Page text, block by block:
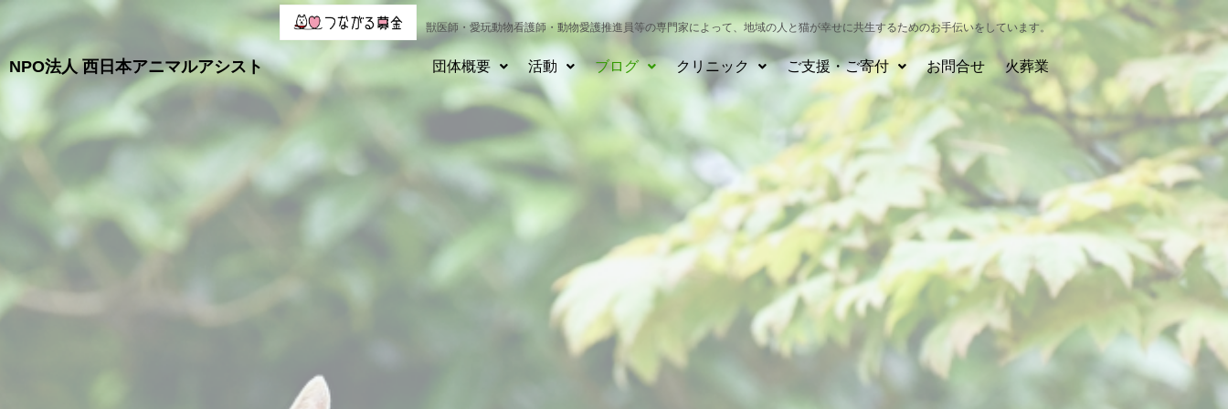
獣医師・愛玩動物看護師・動物愛護推進員等の専門家によって、 地域の人と猫が幸せに共生するためのお手伝いをしています。
NPO法人西日本アニマルアシスト 団体概要 活動 ブログ クリニック ご支援・ご寄付 お問合せ 火葬業